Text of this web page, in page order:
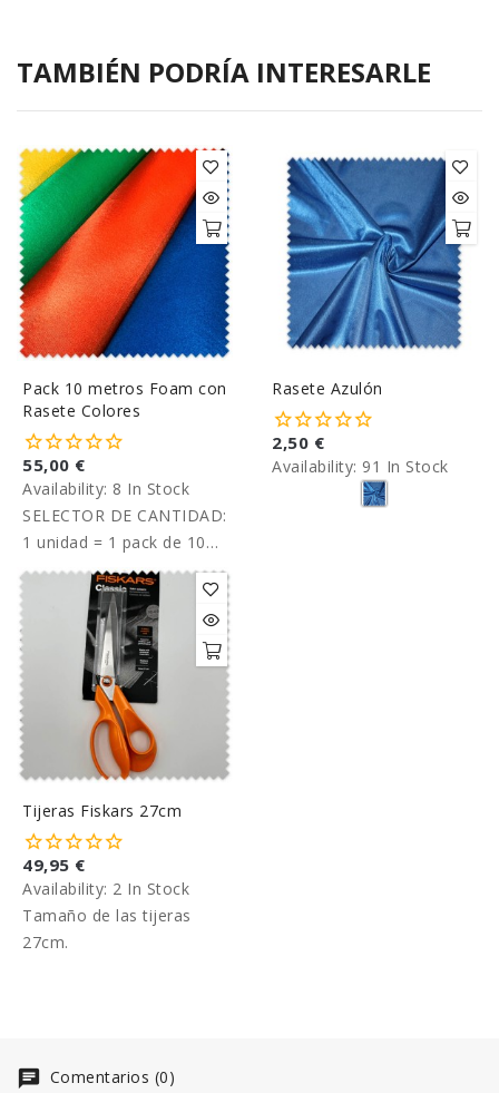
TAMBIÉN PODRÍA INTERESARLE
Pack 10 metros Foam con
Rasete Colores
55,00 €
Availability: 8 In Stock
SELECTOR DE CANTIDAD:
1 unidad = 1 pack de 10
metros. Precio por pack.
Rasete Azulón
2,50 €
Availability: 91 In Stock
Tijeras Fiskars 27cm
49,95 €
Availability: 2 In Stock
Tamaño de las tijeras
27cm.
Comentarios (0)